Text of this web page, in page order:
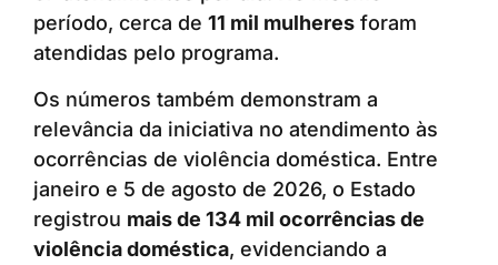
período, cerca de 11 mil mulheres foram
atendidas pelo programa.
Os números também demonstram a
relevância da iniciativa no atendimento às
ocorrências de violência doméstica. Entre
janeiro e 5 de agosto de 2026, o Estado
registrou mais de 134 mil ocorrências de
violência doméstica, evidenciando a